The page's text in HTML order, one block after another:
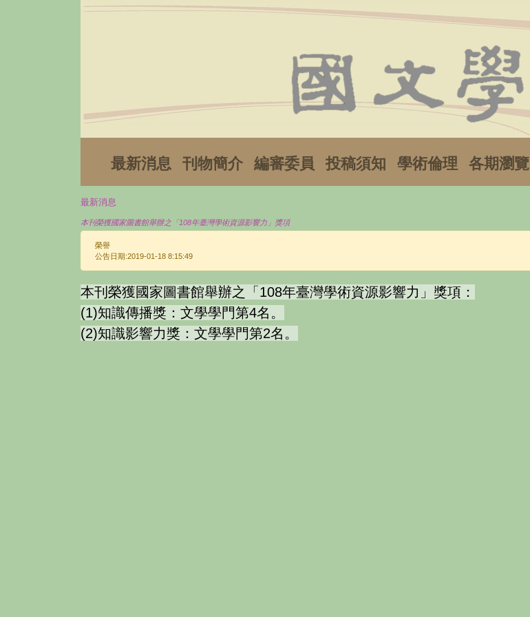
最新消息 刊物簡介 編審委員 投稿須知 學術倫理 各期瀏覽
最新消息
本刊榮獲國家圖書館舉辦之「108年臺灣學術資源影響力」獎項
榮譽
公告日期:2019-01-18 8:15:49
本刊榮獲國家圖書館舉辦之「108年臺灣學術資源影響力」獎項：
(1)知識傳播獎：文學學門第4名。
(2)知識影響力獎：文學學門第2名。